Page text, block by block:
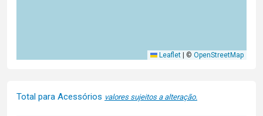
Leaflet © OpenStreetMap
Total para Acessórios valores sujeitos a alteração.